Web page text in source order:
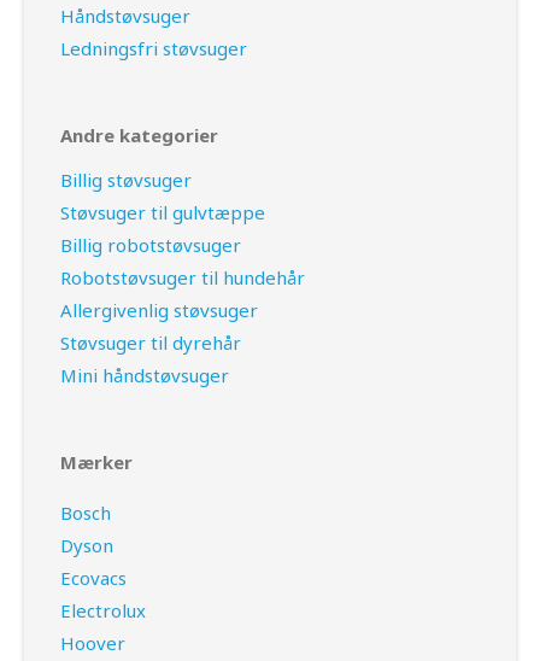
Håndstøvsuger
Ledningsfri støvsuger
Andre kategorier
Billig støvsuger
Støvsuger til gulvtæppe
Billig robotstøvsuger
Robotstøvsuger til hundehår
Allergivenlig støvsuger
Støvsuger til dyrehår
Mini håndstøvsuger
Mærker
Bosch
Dyson
Ecovacs
Electrolux
Hoover